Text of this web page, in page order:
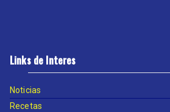
Links de Interes
Noticias
Recetas